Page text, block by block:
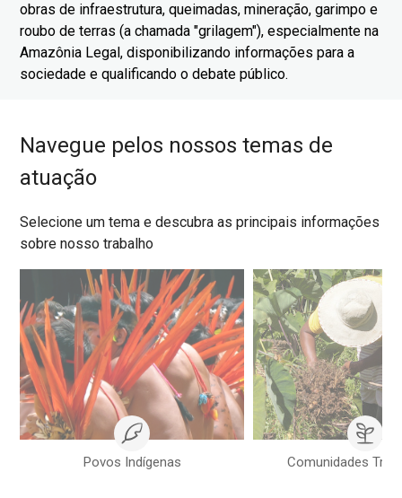
obras de infraestrutura, queimadas, mineração, garimpo e
roubo de terras (a chamada "grilagem"), especialmente na
Amazônia Legal, disponibilizando informações para a
sociedade e qualificando o debate público.
Navegue pelos nossos temas de
atuação
Selecione um tema e descubra as principais informações
sobre nosso trabalho
Povos Indígenas Comunidades